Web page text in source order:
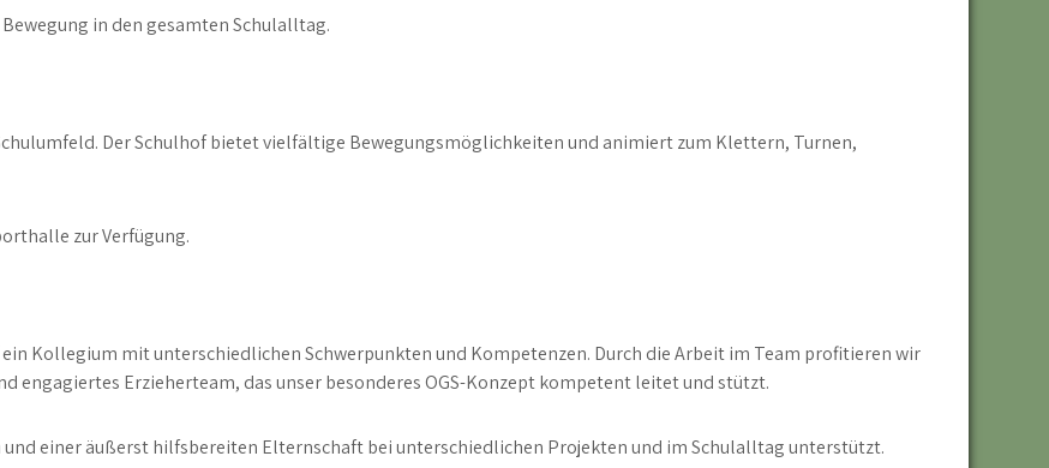
in den gesamten Schulalltag.
Der Schulhof bietet vielfältige Bewegungsmöglichkeiten und animiert zum Klettern, Turnen,
zur Verfügung.
Kollegium mit unterschiedlichen Schwerpunkten und Kompetenzen. Durch die Arbeit im Team profitieren wir
engagiertes Erzieherteam, das unser besonderes OGS-Konzept kompetent leitet und stützt.
einer äußerst hilfsbereiten Elternschaft bei unterschiedlichen Projekten und im Schulalltag unterstützt.